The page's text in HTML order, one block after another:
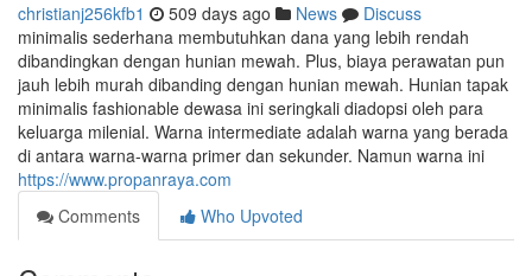
christianj256kfb1 509 days ago News
Discuss
minimalis sederhana membutuhkan dana yang lebih rendah
dibandingkan dengan hunian mewah. Plus, biaya perawatan pun
jauh lebih murah dibanding dengan hunian mewah. Hunian tapak
minimalis fashionable dewasa ini seringkali diadopsi oleh para
keluarga milenial. Warna intermediate adalah warna yang berada
di antara warna-warna primer dan sekunder. Namun warna ini
https://www.propanraya.com
Comments
Who Upvoted